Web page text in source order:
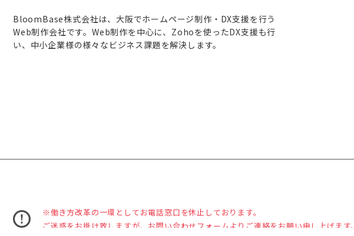
BloomBase株式会社は、⼤阪でホームページ制作・DX⽀援を⾏う
Web制作会社です。Web制作を中⼼に、Zohoを使ったDX⽀援も⾏
い、中⼩企業様の様々なビジネス課題を解決します。
※働き⽅改⾰の⼀環としてお電話窓⼝を休⽌しております。
ご迷惑をお掛け致しますが、お問い合わせフォームよりご連絡をお願い申し上げます。